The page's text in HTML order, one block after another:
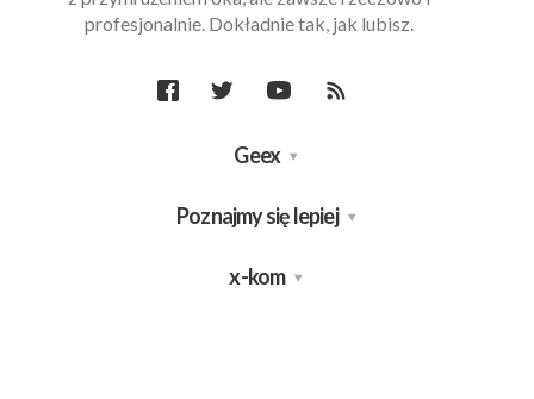
profesjonalnie. Dokładnie tak, jak lubisz.
Geex
Poznajmy się lepiej
x-kom